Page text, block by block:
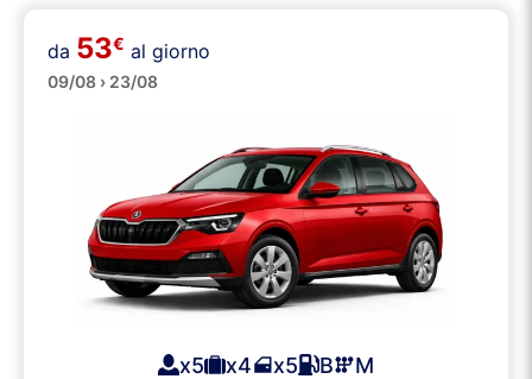
SUVs
da 53€ al giorno
09/08 › 23/08
x5 x4 x5 B M